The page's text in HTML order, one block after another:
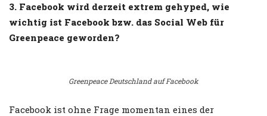
3. Facebook wird derzeit extrem gehyped, wie
wichtig ist Facebook bzw. das Social Web für
Greenpeace geworden?
Greenpeace Deutschland auf Facebook
Facebook ist ohne Frage momentan eines der